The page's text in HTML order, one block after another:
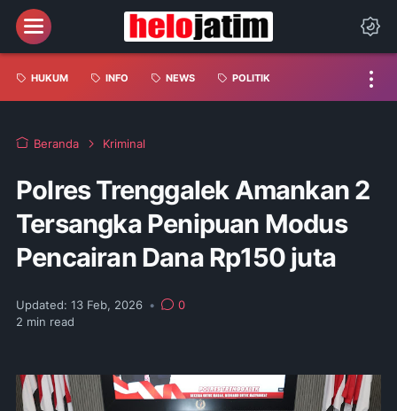
HUKUM INFO NEWS POLITIK
Beranda Kriminal
Polres Trenggalek Amankan 2
Tersangka Penipuan Modus
Pencairan Dana Rp150 juta
Updated: 13 Feb, 2026 •
0
2 min read